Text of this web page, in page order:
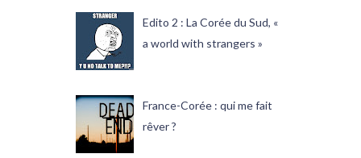
Edito 2 : La Corée du Sud, «
a world with strangers »
France-Corée : qui me fait
rêver ?